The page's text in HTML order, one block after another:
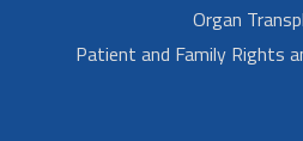
Organ
Patient and Family Rights